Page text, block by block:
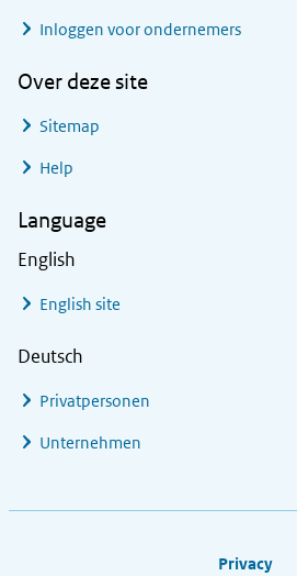
Inloggen voor ondernemers
Over deze site
Sitemap
Help
Language
English
English site
Deutsch
Privatpersonen
Unternehmen
Privacy